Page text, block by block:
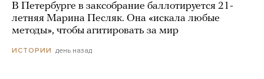
В Петербурге в заксобрание баллотируется 21-
летняя Марина Песляк. Она «искала любые
методы», чтобы агитировать за мир
ИСТОРИИ день назад